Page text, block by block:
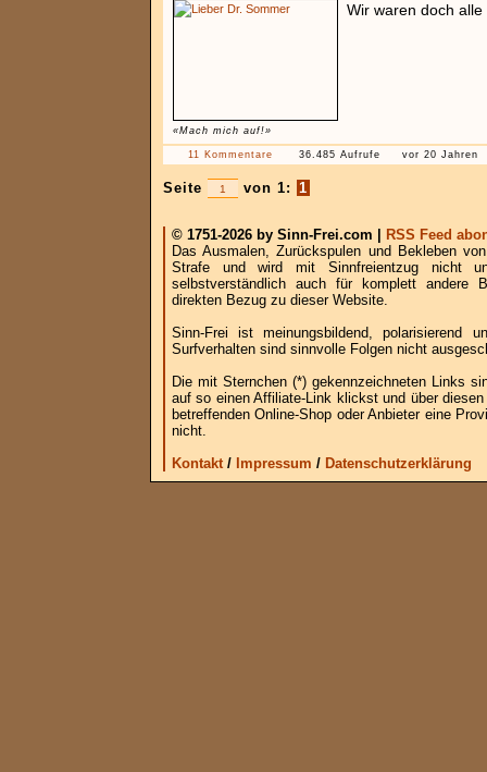
«Mach mich auf!»
Wir waren doch
11 Kommentare 36.485 Aufrufe vor 20 Jahren
Seite von 1: 1
© 1751-2026 by Sinn-Frei.com |
RSS Feed
Das Ausmalen, Zurückspulen und Bekleben
Strafe und wird mit Sinnfreientzug nicht
selbstverständlich auch für komplett andere
direkten Bezug zu dieser Website.
Sinn-Frei ist meinungsbildend, polarisierend
Surfverhalten sind sinnvolle Folgen nicht
Die mit Sternchen (*) gekennzeichneten Links
auf so einen Affiliate-Link klickst und über
betreffenden Online-Shop oder Anbieter eine
nicht.
Kontakt/ Impressum / Datenschutzerklärung